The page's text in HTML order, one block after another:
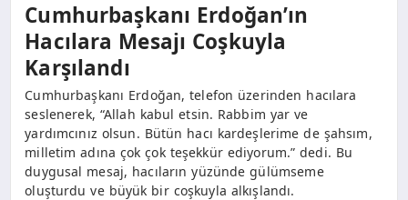
Cumhurbaşkanı Erdoğan’ın
Hacılara Mesajı Coşkuyla
Karşılandı
Cumhurbaşkanı Erdoğan, telefon üzerinden hacılara
seslenerek, “Allah kabul etsin. Rabbim yar ve
yardımcınız olsun. Bütün hacı kardeşlerime de şahsım,
milletim adına çok çok teşekkür ediyorum.” dedi. Bu
duygusal mesaj, hacıların yüzünde gülümseme
oluşturdu ve büyük bir coşkuyla alkışlandı.